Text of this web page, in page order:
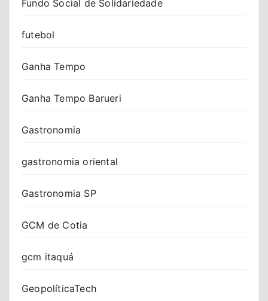
Fundo Social de Solidariedade
futebol
Ganha Tempo
Ganha Tempo Barueri
Gastronomia
gastronomia oriental
Gastronomia SP
GCM de Cotia
gcm itaquá
GeopolíticaTech